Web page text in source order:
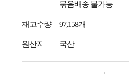
묶음배송 불가능
재고수량 97,158개
원산지 국산